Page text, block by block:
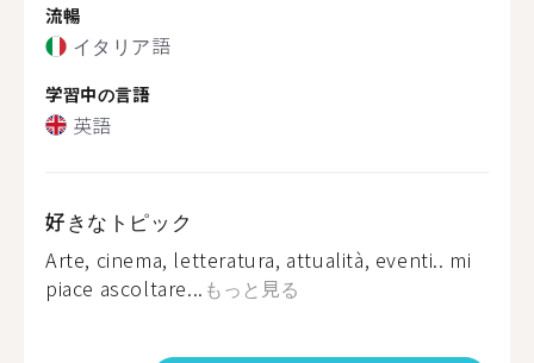
流暢
イタリア語
学習中の言語
英語
好きなトピック
Arte, cinema, letteratura, attualità, eventi.. mi
piace ascoltare... もっと見る